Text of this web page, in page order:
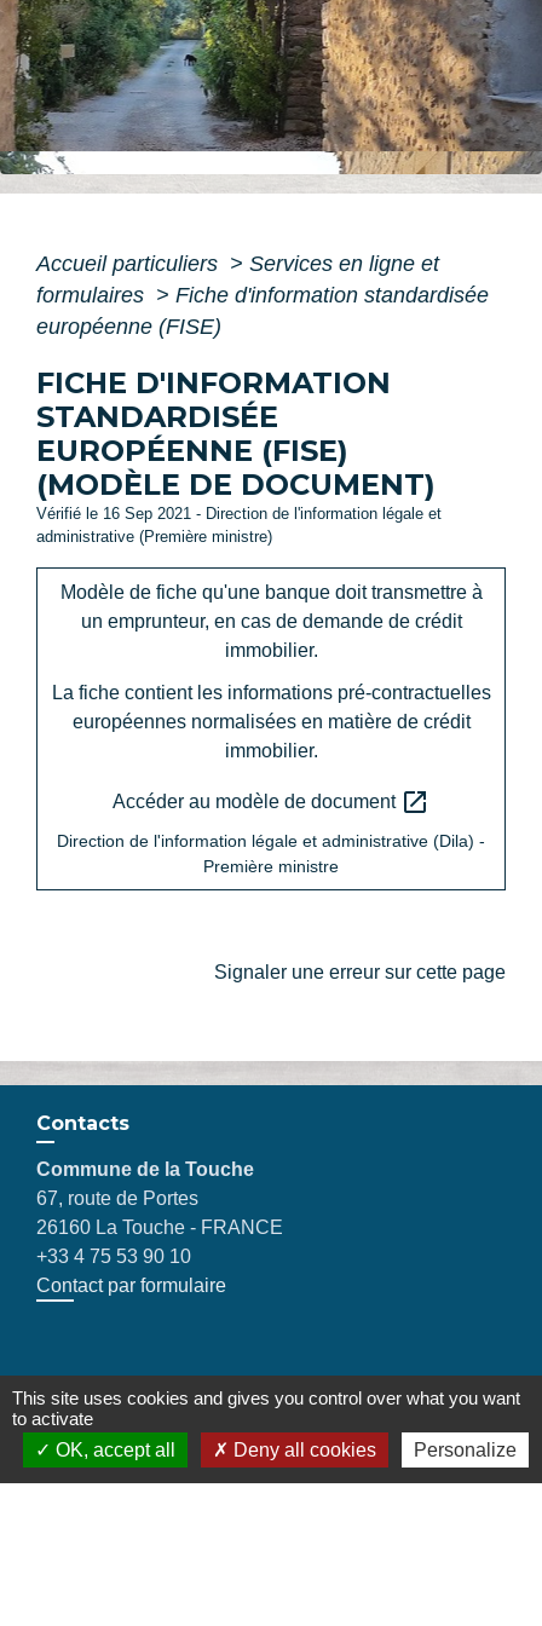
Accueil particuliers > Services en ligne et
formulaires > Fiche d'information standardisée
européenne (FISE)
FICHE D'INFORMATION
STANDARDISÉE
EUROPÉENNE (FISE)
(MODÈLE DE DOCUMENT)
Vérifié le 16 Sep 2021 - Direction de l'information légale et
administrative (Première ministre)
Modèle de fiche qu'une banque doit transmettre à
un emprunteur, en cas de demande de crédit
immobilier.
La fiche contient les informations pré-contractuelles
européennes normalisées en matière de crédit
immobilier.
Accéder au modèle de document open_in_new
Direction de l'information légale et administrative (Dila) -
Première ministre
Signaler une erreur sur cette page
Contacts
Commune de la Touche
67, route de Portes
26160 La Touche - FRANCE
+33 4 75 53 90 10
Contact par formulaire
Liens
Montélimar Agglomération
Département de la Drôme
This site uses cookies and gives you control over what you want
to activate
OK, accept all
Deny all cookies Personalize